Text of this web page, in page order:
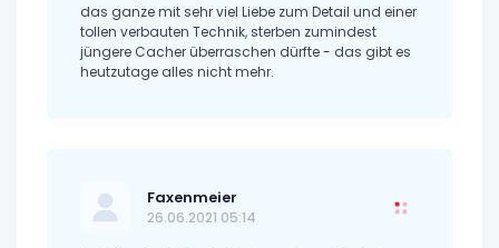
das ganze mit sehr viel Liebe zum Detail und einer
tollen verbauten Technik, sterben zumindest
jüngere Cacher überraschen dürfte - das gibt es
heutzutage alles nicht mehr.
Faxenmeier
26.06.2021 05:14